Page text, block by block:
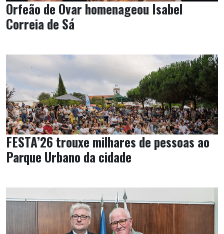
Orfeão de Ovar homenageou Isabel
Correia de Sá
FESTA’26 trouxe milhares de pessoas ao
Parque Urbano da cidade